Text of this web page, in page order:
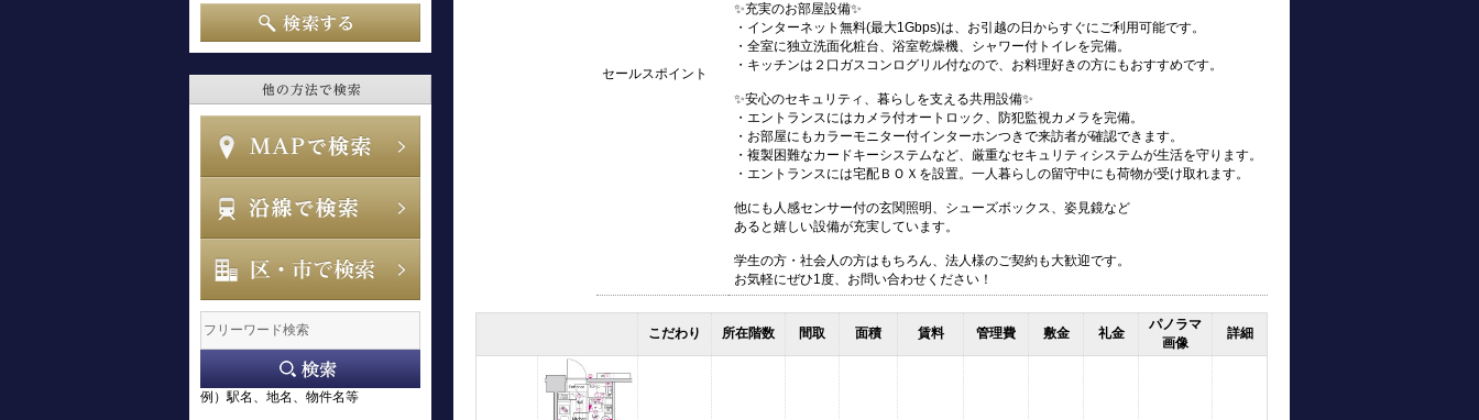
例）駅名、地名、物件名等
セールスポイント
✨充実のお部屋設備✨
・インターネット無料(最大1Gbps)は、お引越の日からすぐにご利用可能です。
・全室に独立洗面化粧台、浴室乾燥機、シャワー付トイレを完備。
・キッチンは２口ガスコンログリル付なので、お料理好きの方にもおすすめです。
✨安心のセキュリティ、暮らしを支える共用設備✨
・エントランスにはカメラ付オートロック、防犯監視カメラを完備。
・お部屋にもカラーモニター付インターホンつきで来訪者が確認できます。
・複製困難なカードキーシステムなど、厳重なセキュリティシステムが生活を守ります。
・エントランスには宅配ＢＯＸを設置。一人暮らしの留守中にも荷物が受け取れます。
他にも人感センサー付の玄関照明、シューズボックス、姿見鏡など
あると嬉しい設備が充実しています。
学生の方・社会人の方はもちろん、法人様のご契約も大歓迎です。
お気軽にぜひ1度、お問い合わせください！
こだわり 所在階数 間取 面積 賃料 管理費 敷金 礼金
パノラマ
画像
詳細